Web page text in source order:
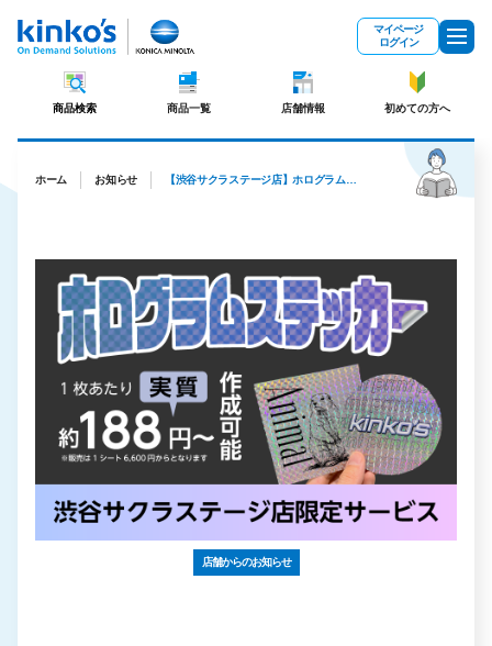
マイページ
ログイン
商品検索 商品一覧 店舗情報 初めての方へ
ホーム お知らせ
店舗からのお知らせ